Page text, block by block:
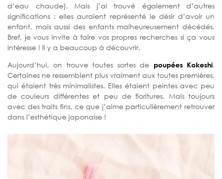
d’eau chaude). Mais j’ai trouvé également d’autres
significations : elles auraient représenté le désir d’avoir un
enfant, mais aussi des enfants malheureusement décédés.
Bref, je vous invite à faire vos propres recherches si ça vous
intéresse ! Il y a beaucoup à découvrir.
Aujourd’hui, on trouve toutes sortes de poupées Kokeshi.
Certaines ne ressemblent plus vraiment aux toutes premières,
qui étaient très minimalistes. Elles étaient peintes avec peu
de couleurs différentes et peu de fioritures. Mais toujours
avec des traits fins, ce que j’aime particulièrement retrouver
dans l’esthétique japonaise !